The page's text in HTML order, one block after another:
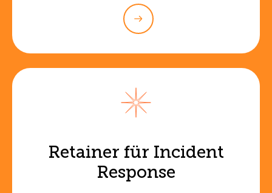
Retainer für Incident
Response